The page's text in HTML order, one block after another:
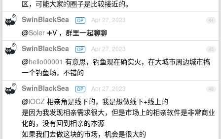
区，可能大家的圈子是比较接近的。
44
SwinBlackSea OP Apr 27, 2023
@Soler ➕V ，群里一起聊聊
45
SwinBlackSea OP Apr 27, 2023
@hello00001 有意思，钓鱼现在确实火，在大城市周边城市搞
一个钓鱼场，不错的
46
SwinBlackSea OP Apr 27, 2023
@iOCZ 相亲角是线下的，我是想做线下+线上的
是因为我发现相亲需求很大，但是市场上的相亲软件是非常商业
化的，没有回到相亲的本源
如果我们去做这块的市场，机会是很大的